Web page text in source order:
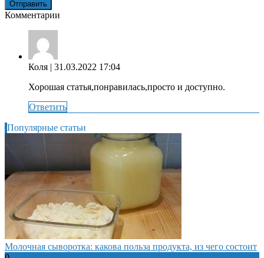
Комментарии
Коля | 31.03.2022 17:04
Хорошая статья,понравилась,просто и доступно.
Ответить
Популярные статьи
Молочная сыворотка: какова польза продукта, из чего состоит